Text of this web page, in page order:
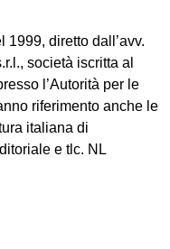
diretto dall’avv.
società iscritta al
l’Autorità per le
riferimento anche le
italiana di
e tlc. NL